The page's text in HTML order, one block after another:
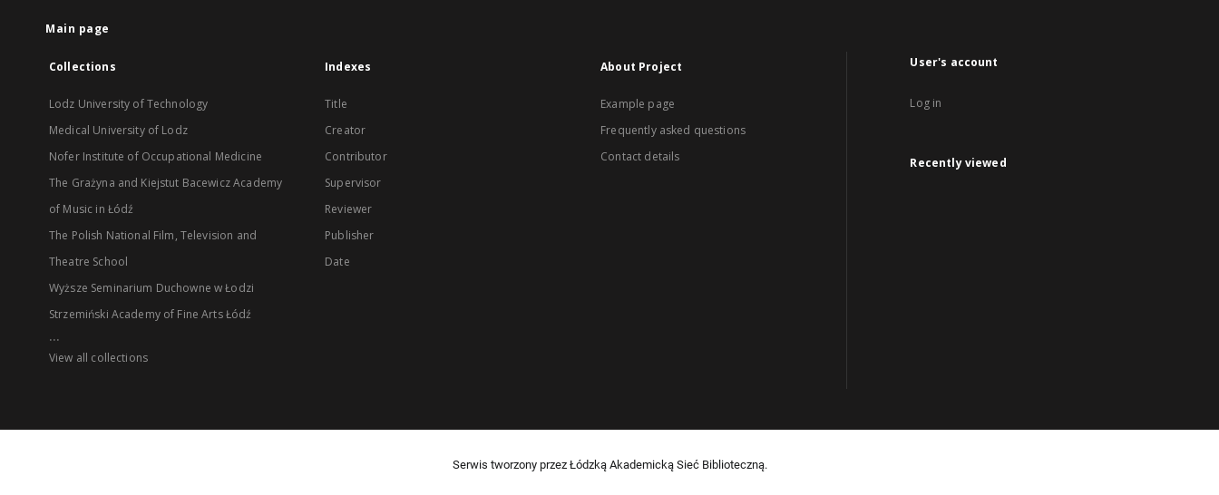
Main page
Collections
Lodz University of Technology
Medical University of Lodz
Nofer Institute of Occupational Medicine
The Grażyna and Kiejstut Bacewicz Academy
of Music in Łódź
The Polish National Film, Television and
Theatre School
Wyższe Seminarium Duchowne w Łodzi
Strzemiński Academy of Fine Arts Łódź
...
View all collections
Indexes
Title
Creator
Contributor
Supervisor
Reviewer
Publisher
Date
About Project
Example page
Frequently asked questions
Contact details
User's account
Log in
Recently viewed
Serwis tworzony przez Łódzką Akademicką Sieć Biblioteczną.